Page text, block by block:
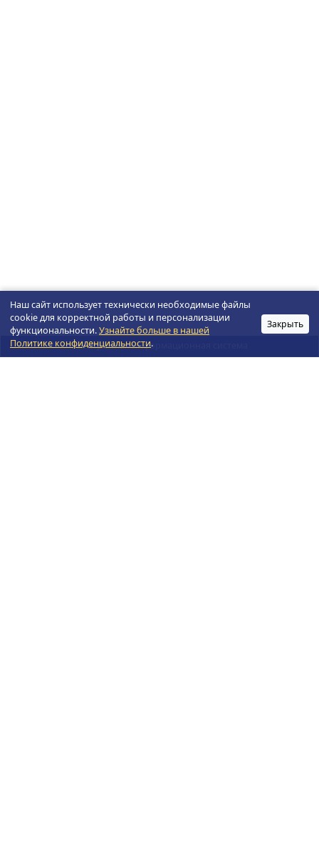
Электронная информационная система
Наш сайт использует технически необходимые файлы
cookie для корректной работы и персонализации
функциональности.Узнайте больше в нашей
Политике конфиденциальности.
Закрыть